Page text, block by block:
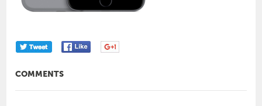
COMMENTS